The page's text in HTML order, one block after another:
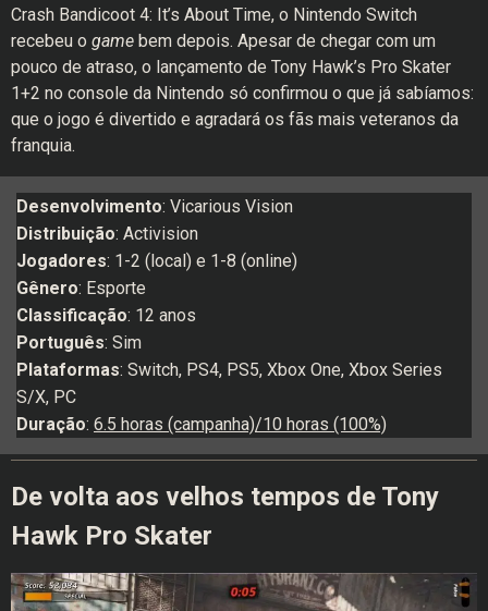
Crash Bandicoot 4: It’s About Time, o Nintendo Switch
recebeu o game bem depois. Apesar de chegar com um
pouco de atraso, o lançamento de Tony Hawk’s Pro Skater
1+2 no console da Nintendo só confirmou o que já sabíamos:
que o jogo é divertido e agradará os fãs mais veteranos da
franquia.
Desenvolvimento: Vicarious Vision
Distribuição: Activision
Jogadores: 1-2 (local) e 1-8 (online)
Gênero: Esporte
Classificação: 12 anos
Português: Sim
Plataformas: Switch, PS4, PS5, Xbox One, Xbox Series
S/X, PC
Duração: 6.5 horas (campanha)/10 horas (100%)
De volta aos velhos tempos de Tony
Hawk Pro Skater